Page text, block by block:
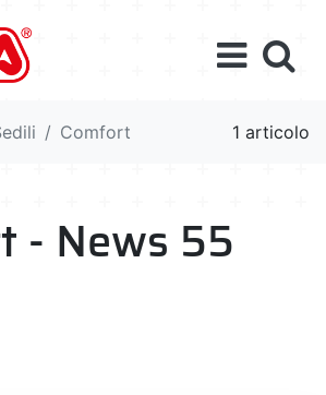
Comfort 1 articolo
- News 55